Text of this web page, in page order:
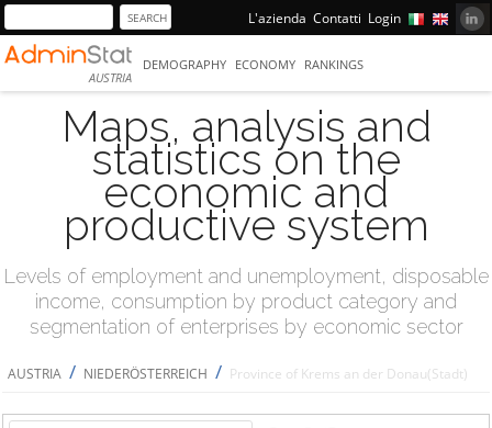
L'azienda Contatti Login
AUSTRIA
DEMOGRAPHY ECONOMY RANKINGS
Maps, analysis and
statistics on the
economic and
productive system
Levels of employment and unemployment, disposable
income, consumption by product category and
segmentation of enterprises by economic sector
AUSTRIA / NIEDERÖSTERREICH / Province of Krems an der Donau(Stadt)